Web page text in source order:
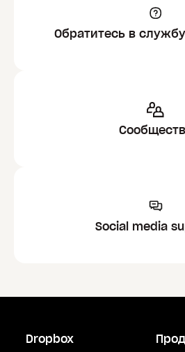
Обратитесь в
Social media
Dropbox